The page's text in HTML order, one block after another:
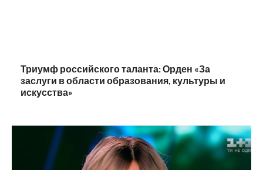
Триумф российского таланта: Орден «За
заслуги в области образования, культуры и
искусства»